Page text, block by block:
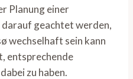
Planung einer
geachtet werden,
wechselhaft sein kann
entsprechende
zu haben.